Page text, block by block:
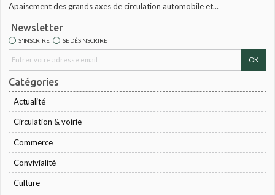
Apaisement des grands axes de circulation automobile et...
Newsletter
S'INSCRIRE SE DÉSINSCRIRE
Catégories
Actualité
Circulation & voirie
Commerce
Convivialité
Culture